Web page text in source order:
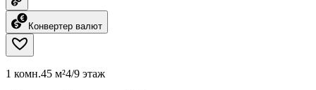
Конвертер валют
1 комн.45 м²4/9 этаж